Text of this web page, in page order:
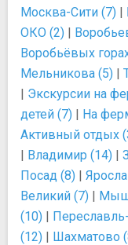
Москва-Сити (7) |
ОКО (2) |
Воробьёвых
Мельникова (5) |
| Экскурсии на
детей (7) | На
Активный отдых
| Владимир (14) |
Посад (8) |
Великий (7) |
(10) |
(12) | Шахматово